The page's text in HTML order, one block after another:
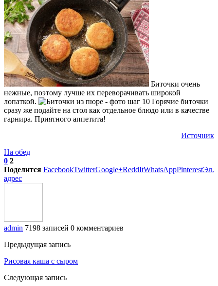
Биточки очень
нежные, поэтому лучше их переворачивать широкой
лопаткой.
Горячие биточки
сразу же подайте на стол как отдельное блюдо или в качестве
гарнира. Приятного аппетита!
Источник
На обед
0 2
Поделится FacebookTwitterGoogle+ReddItWhatsAppPinterestЭл.
адрес
admin 7198 записей 0 комментариев
Предыдущая запись
Рисовая каша с сыром
Следующая запись